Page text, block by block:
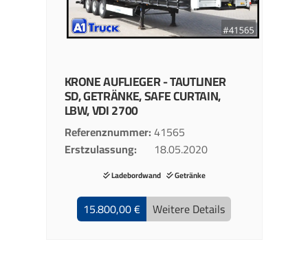
KRONEAUFLIEGER - TAUTLINER
SD, GETRÄNKE, SAFE CURTAIN,
LBW, VDI 2700
Referenznummer 41565
Erstzulassung
18.05.2020
Ladebordwand Getränke
15.800,00 € Weitere Details